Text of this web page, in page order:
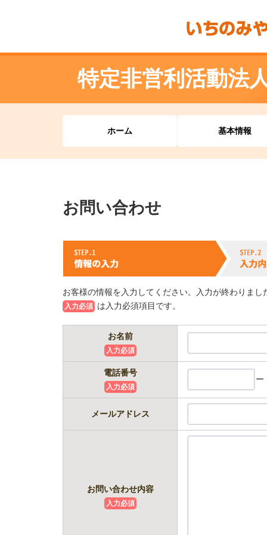
特定非営利活動法
ホーム 基本情報
お問い合わせ
お客様の情報を入力してください。入力が終わりま
入力必須 は入力必須項目です。
お名前
入力必須
電話番号
入力必須
ー
メールアドレス
お問い合わせ内容
入力必須